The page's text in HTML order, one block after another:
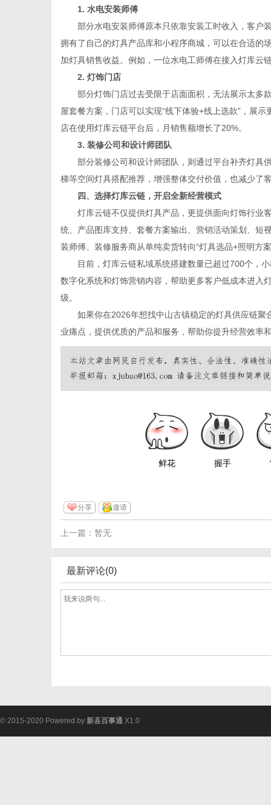
1. 水电安装师傅
部分水电安装师傅原本只依靠安装工时收入，客户
拥有了自己的灯具产品库和小程序商城，可以在合适的
加灯具销售收益。例如，一位水电工师傅在接入灯库云
2. 灯饰门店
部分灯饰门店过去受限于店面面积，无法展示太多
屋套餐方案，门店可以实现“线下体验+线上选款”，展
店在使用灯库云链平台后，月销售额增长了20%。
3. 装修公司和设计师团队
部分装修公司和设计师团队，则通过平台补齐灯具
梯等空间灯具搭配推荐，增强整体交付价值，也减少了
四、选择灯库云链，开启全新经营模式
灯库云链不仅提供灯具产品，更提供面向灯饰行业
统、产品图库支持、套餐方案输出、营销活动策划、短
装师傅、装修服务商从单纯卖货转向“灯具选品+照明方
目前，灯库云链私域系统搭建数量已超过700个，小
数字化系统和灯饰营销内容，帮助更多客户低成本进入
级。
如果你在2026年想找中山古镇稳定的灯具供应链聚
业痛点，提供优质的产品和服务，帮助你提升经营效率
鲜花 握手
分享 邀请
上一篇：暂无
最新评论(0)
© 2015-2020 Powered by 新县百事通 X1.0